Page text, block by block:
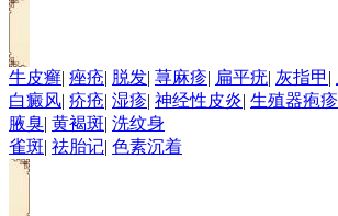
牛皮癣| 痤疮| 脱发| 荨麻疹| 扁平疣| 灰指甲 |
白癜风| 疥疮| 湿疹| 神经性皮炎| 生殖器疱疹
腋臭| 黄褐斑| 洗纹身
雀斑| 祛胎记| 色素沉着